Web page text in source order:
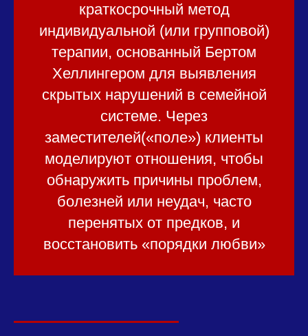
краткосрочный метод
индивидуальной (или групповой)
терапии, основанный Бертом
Хеллингером для выявления
скрытых нарушений в семейной
системе. Через
заместителей(«поле») клиенты
моделируют отношения, чтобы
обнаружить причины проблем,
болезней или неудач, часто
перенятых от предков, и
восстановить «порядки любви»